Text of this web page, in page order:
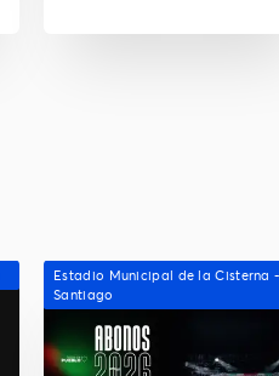
Estadio Municipal de la Cisterna -
Santiago